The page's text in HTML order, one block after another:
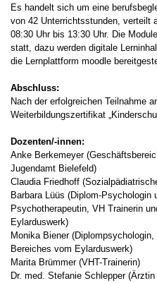
Es handelt sich um eine
von 42 Unterrichtsstunden, verteilt
08:30 Uhr bis 13:30 Uhr. Die
statt, dazu werden digitale
die Lernplattform moodle
Abschluss:
Nach der erfolgreichen Teilnahme
Weiterbildungszertifikat
Dozenten/-innen:
Anke Berkemeyer
Jugendamt Bielefeld)
Claudia Friedhoff
Barbara Lüüs (Diplom-
Psychotherapeutin, VH Trainerin
Eylarduswerk)
Monika Biener
Bereiches vom Eylarduswerk)
Marita Brümmer (VHT-Trainerin)
Dr. med. Stefanie Schlepper